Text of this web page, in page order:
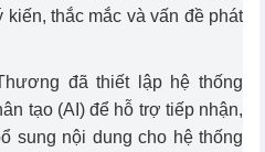
thắc mắc và vấn đề phát
đã thiết lập hệ thống
tạo (AI) để hỗ trợ tiếp nhận,
sung nội dung cho hệ thống